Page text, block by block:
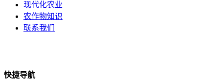
现代化农业
农作物知识
联系我们
快捷导航